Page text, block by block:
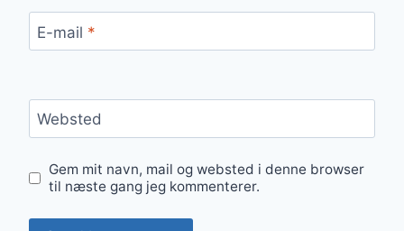
E-mail *
Websted
Gem mit navn, mail og websted i denne browser
til næste gang jeg kommenterer.